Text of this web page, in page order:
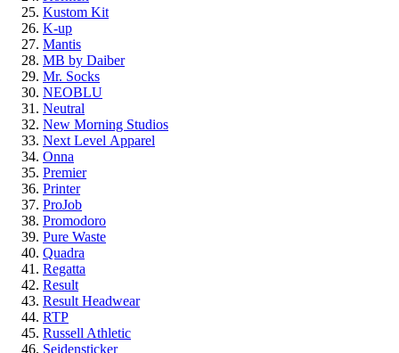
Kustom Kit
K-up
Mantis
MB by Daiber
Mr. Socks
NEOBLU
Neutral
New Morning Studios
Next Level Apparel
Onna
Premier
Printer
ProJob
Promodoro
Pure Waste
Quadra
Regatta
Result
Result Headwear
RTP
Russell Athletic
Seidensticker